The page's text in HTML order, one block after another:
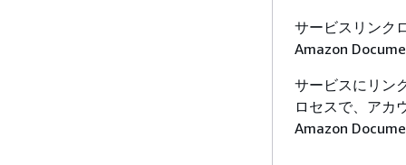
サービスリンク
Amazon
サービスにリン
ロセスで、アカ
Amazon